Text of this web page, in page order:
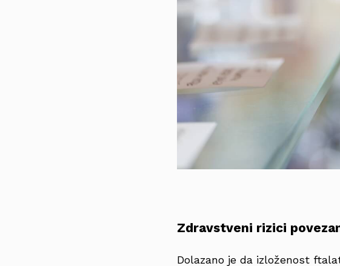
Zdravstveni rizici
Dolazano je da izloženost